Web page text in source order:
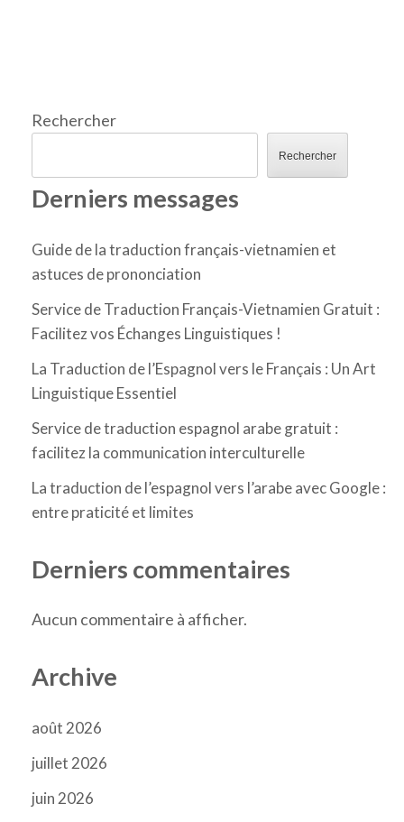
Rechercher
Rechercher
Derniers messages
Guide de la traduction français-vietnamien et
astuces de prononciation
Service de Traduction Français-Vietnamien Gratuit :
Facilitez vos Échanges Linguistiques !
La Traduction de l’Espagnol vers le Français : Un Art
Linguistique Essentiel
Service de traduction espagnol arabe gratuit :
facilitez la communication interculturelle
La traduction de l’espagnol vers l’arabe avec Google :
entre praticité et limites
Derniers commentaires
Aucun commentaire à afficher.
Archive
août 2026
juillet 2026
juin 2026